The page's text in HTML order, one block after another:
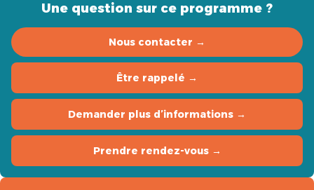
Une question sur ce programme ?
Nous contacter →
Être rappelé →
Demander plus d’informations →
Prendre rendez-vous →